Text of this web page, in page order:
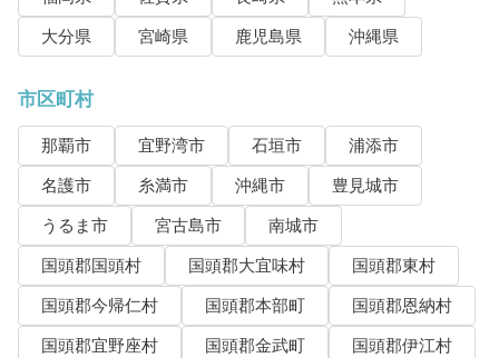
大分県
宮崎県 鹿児島県 沖縄県
市区町村
那覇市 宜野湾市 石垣市
浦添市
名護市
糸満市 沖縄市
豊見城市
うるま市
宮古島市
南城市
国頭郡国頭村
国頭郡大宜味村
国頭郡東村
国頭郡今帰仁村
国頭郡本部町
国頭郡恩納村
国頭郡宜野座村
国頭郡金武町
国頭郡伊江村